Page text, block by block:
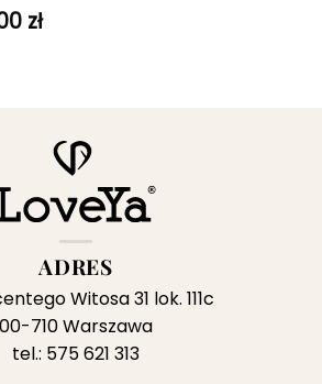
złAktualna
ADRES
Witosa 31 lok. 111c
00-710 Warszawa
tel.: 575 621 313